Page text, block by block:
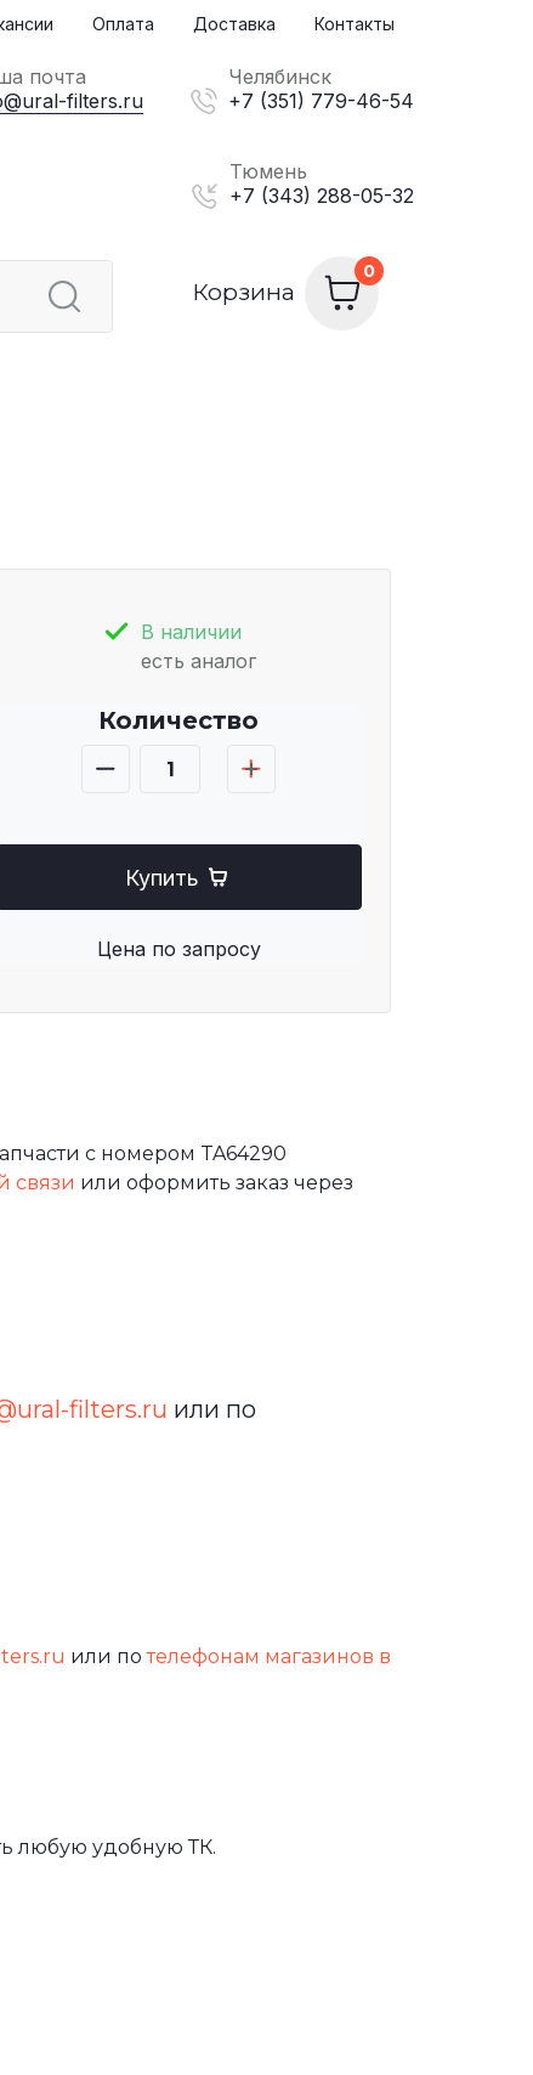
Корзина
Оплата Доставка Контакты
почта
filters.ru
Челябинск
+7 (351) 779-46-54
Тюмень
+7 (343) 288-05-32
В наличии
есть аналог
Количество
Купить
Цена по запросу
с номером TA64290
связи или оформить заказ через
filters.ru или по
или потелефонам магазинов в
любую удобную ТК.